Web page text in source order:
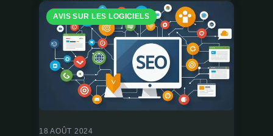
AVIS SUR LES LOGICIELS
18 AOÛT 2024